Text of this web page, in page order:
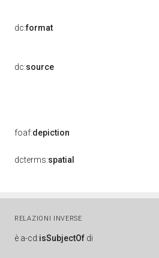
dc:format
dc:source
foaf:depiction
dcterms:spatial
RELAZIONI INVERSE
è a-cd:isSubjectOf di